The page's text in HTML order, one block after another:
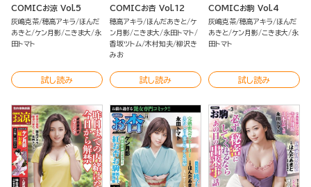
COMICお涼 Vol.5
灰嶋克茶 穂高アキラ
ほんだ
あきと ケン月影 こきま大
永
田トマト
試し読み
COMICお杏 Vol.12
穂高アキラ ほんだあきと ケ
ン月影 こきま大
永田トマト
香坂ツトム 木村知夫 柳沢き
みお
試し読み
COMICお駒 Vol.4
灰嶋克茶 穂高アキラ
ほんだ
あきと ケン月影 こきま大
永
田トマト
試し読み